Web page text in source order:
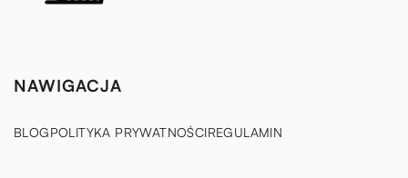
NAWIGACJA
BLOGPOLITYKA PRYWATNOŚCIREGULAMIN